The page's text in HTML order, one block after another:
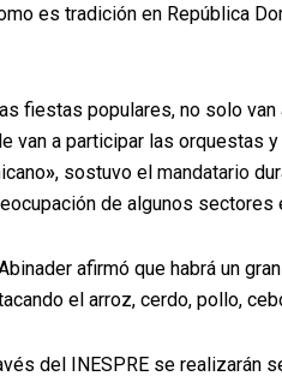
es tradición en República
fiestas populares, no solo
van a participar las orquestas
», sostuvo el mandatario
de algunos
afirmó que habrá un
el arroz, cerdo, pollo,
del INESPRE se realizarán